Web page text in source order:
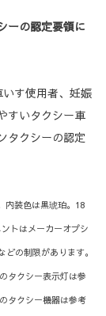
ーの認定要領に
す使用者、妊娠
すいタクシー車
タクシーの認定
内装色は黒琥珀。18
トはメーカーオプシ
の制限があります。
タクシー表示灯は参
タクシー機器は参考